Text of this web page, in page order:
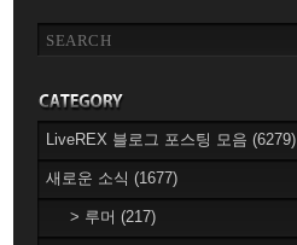
LiveREX 블로그 포스팅 모음 (6279)
새로운 소식 (1677)
> 루머 (217)